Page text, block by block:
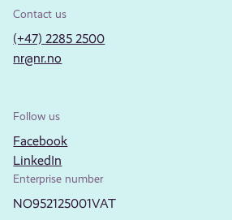
Contact us
(+47) 2285 2500
nr@nr.no
Follow us
Facebook
LinkedIn
Enterprise number
NO952125001VAT